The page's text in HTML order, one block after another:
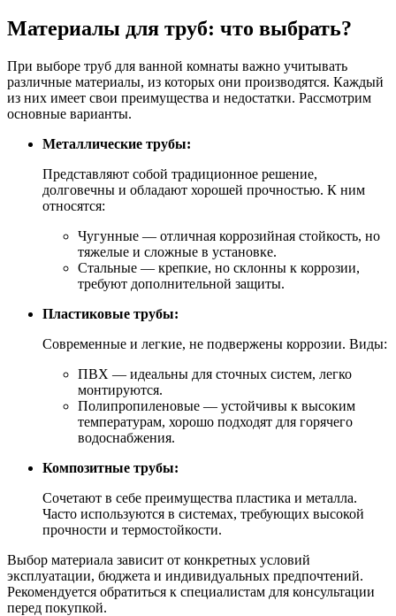
Материалы для труб: что выбрать?
При выборе труб для ванной комнаты важно учитывать
различные материалы, из которых они производятся. Каждый
из них имеет свои преимущества и недостатки. Рассмотрим
основные варианты.
Металлические трубы:
Представляют собой традиционное решение,
долговечны и обладают хорошей прочностью. К ним
относятся:
Чугунные — отличная коррозийная стойкость, но
тяжелые и сложные в установке.
Стальные — крепкие, но склонны к коррозии,
требуют дополнительной защиты.
Пластиковые трубы:
Современные и легкие, не подвержены коррозии. Виды:
ПВХ — идеальны для сточных систем, легко
монтируются.
Полипропиленовые — устойчивы к высоким
температурам, хорошо подходят для горячего
водоснабжения.
Композитные трубы:
Сочетают в себе преимущества пластика и металла.
Часто используются в системах, требующих высокой
прочности и термостойкости.
Выбор материала зависит от конкретных условий
эксплуатации, бюджета и индивидуальных предпочтений.
Рекомендуется обратиться к специалистам для консультации
перед покупкой.